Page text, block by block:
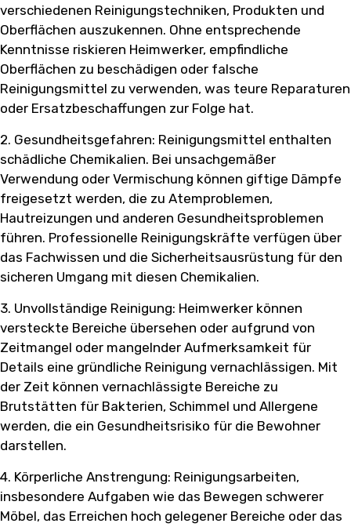
verschiedenen Reinigungstechniken, Produkten und
Oberflächen auszukennen. Ohne entsprechende
Kenntnisse riskieren Heimwerker, empfindliche
Oberflächen zu beschädigen oder falsche
Reinigungsmittel zu verwenden, was teure Reparaturen
oder Ersatzbeschaffungen zur Folge hat.
2. Gesundheitsgefahren: Reinigungsmittel enthalten
schädliche Chemikalien. Bei unsachgemäßer
Verwendung oder Vermischung können giftige Dämpfe
freigesetzt werden, die zu Atemproblemen,
Hautreizungen und anderen Gesundheitsproblemen
führen. Professionelle Reinigungskräfte verfügen über
das Fachwissen und die Sicherheitsausrüstung für den
sicheren Umgang mit diesen Chemikalien.
3. Unvollständige Reinigung: Heimwerker können
versteckte Bereiche übersehen oder aufgrund von
Zeitmangel oder mangelnder Aufmerksamkeit für
Details eine gründliche Reinigung vernachlässigen. Mit
der Zeit können vernachlässigte Bereiche zu
Brutstätten für Bakterien, Schimmel und Allergene
werden, die ein Gesundheitsrisiko für die Bewohner
darstellen.
4. Körperliche Anstrengung: Reinigungsarbeiten,
insbesondere Aufgaben wie das Bewegen schwerer
Möbel, das Erreichen hoch gelegener Bereiche oder das